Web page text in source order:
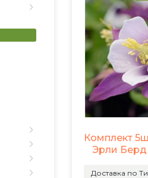
Комплект
Эрли
Доставка по